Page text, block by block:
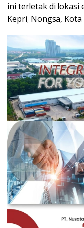
ini terletak di lokasi
Kepri, Nongsa, Kota